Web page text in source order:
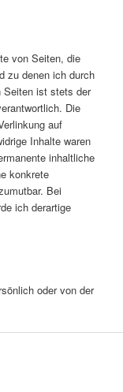
von Seiten, die
zu denen ich durch
Seiten ist stets der
Die
auf
Inhalte waren
inhaltliche
konkrete
Bei
ich derartige
oder von der